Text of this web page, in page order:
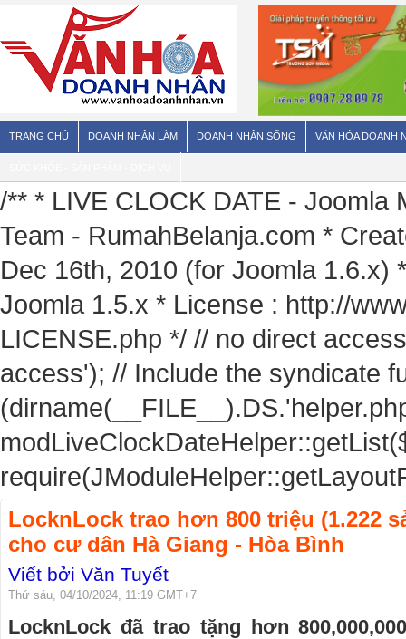
TRANG CHỦ DOANH NHÂN LÀM DOANH NHÂN SỐNG VĂN HÓA DOANH
/** * LIVE CLOCK DATE - Joomla
Team - RumahBelanja.com *
Dec 16th, 2010 (for Joomla 1.6.x)
Joomla 1.5.x * License : http://
LICENSE.php */ // no direct
access'); // Include the syndicate
LocknLock trao hơn 800 triệu (1.222
cho cư dân Hà Giang - Hòa Bình
Viết bởi Văn Tuyết
Thứ sáu, 04/10/2024, 11:19 GMT+7
LocknLock đã trao tặng hơn